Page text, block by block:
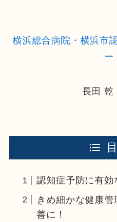
横浜総合病院・横浜市
ー
長田 乾
認知症予防に有効
きめ細かな健康
善に！